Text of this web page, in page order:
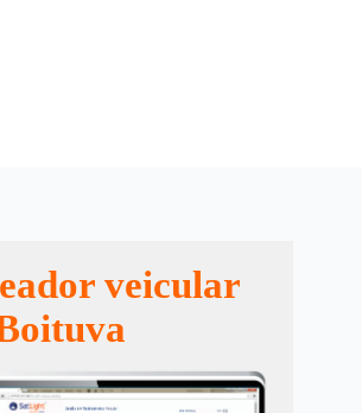
veicular